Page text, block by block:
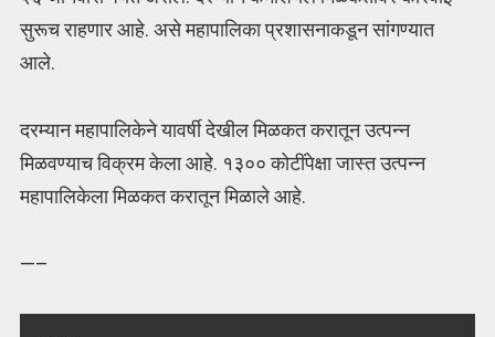
सुरूच राहणार आहे. असे महापालिका प्रशासनाकडून सांगण्यात
आले.
दरम्यान महापालिकेने यावर्षी देखील मिळकत करातून उत्पन्न
मिळवण्याच विक्रम केला आहे. १३०० कोटींपेक्षा जास्त उत्पन्न
महापालिकेला मिळकत करातून मिळाले आहे.
—–